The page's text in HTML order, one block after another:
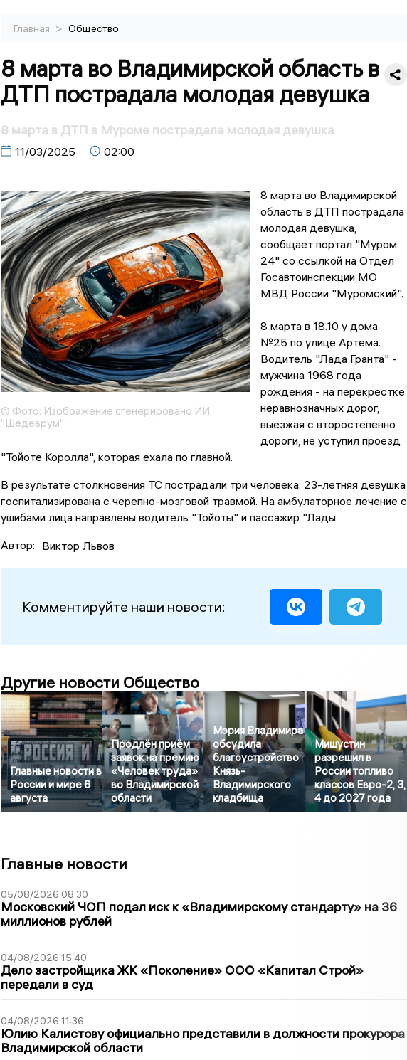
Главная > Общество
8 марта во Владимирской область в
ДТП пострадала молодая девушка
8 марта в ДТП в Муроме пострадала молодая девушка
11/03/2025 02:00
© Фото: Изображение сгенерировано ИИ
"Шедеврум"
8 марта во Владимирской
область в ДТП пострадала
молодая девушка,
сообщает портал "Муром
24" со ссылкой на Отдел
Госавтоинспекции МО
МВД России "Муромский".
8 марта в 18.10 у дома
№25 по улице Артема.
Водитель "Лада Гранта" -
мужчина 1968 года
рождения - на перекрестке
неравнозначных дорог,
выезжая с второстепенно
дороги, не уступил проезд
"Тойоте Королла", которая ехала по главной.
В результате столкновения ТС пострадали три человека. 23-летняя девушка
госпитализирована с черепно-мозговой травмой. На амбулаторное лечение с
ушибами лица направлены водитель "Тойоты" и пассажир "Лады
Автор: Виктор Львов
Комментируйте наши новости:
Другие новости Общество
Главные новости в
России и мире 6
августа
Продлён приём
заявок на премию
«Человек труда»
во Владимирской
области
Мэрия Владимира
обсудила
благоустройство
Князь-
Владимирского
кладбища
Мишустин
разрешил в
России топливо
классов Евро-2, 3,
4 до 2027 года
Главные новости
05/08/2026 08:30
Московский ЧОП подал иск к «Владимирскому стандарту» на 36
миллионов рублей
04/08/2026 15:40
Дело застройщика ЖК «Поколение» ООО «Капитал Строй»
передали в суд
04/08/2026 11:36
Юлию Калистову официально представили в должности прокурора
Владимирской области